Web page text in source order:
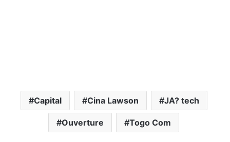
Capital Cina Lawson JA? tech
Ouverture Togo Com